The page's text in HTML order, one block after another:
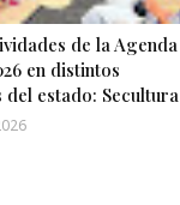
de la Agenda
en distintos
del estado: Secultura